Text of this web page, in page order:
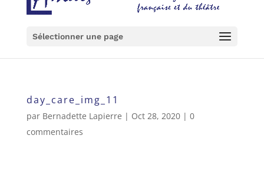
Sélectionner une page
day_care_img_11
par Bernadette Lapierre | Oct 28, 2020| 0
commentaires